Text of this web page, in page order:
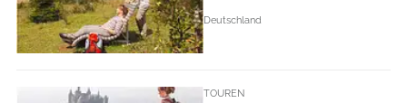
Deutschland
TOUREN